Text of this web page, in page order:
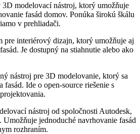
modelovací nástroj, ktorý umožňuje
fasád domov. Ponúka širokú škálu
v prehliadači.
pre interiérový dizajn, ktorý umožňuje aj
Je dostupný na stiahnutie alebo ako
nástroj pre 3D modelovanie, ktorý sa
Ide o open-source riešenie s
nástroj od spoločnosti Autodesk,
jednoduché navrhovanie fasád
rozhraním.